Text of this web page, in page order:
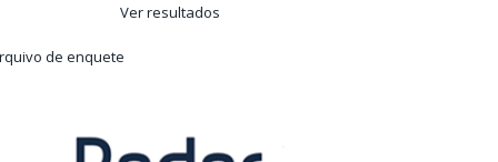
Ver resultados
de enquete